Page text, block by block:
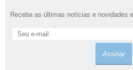
Receba as últimas notícias e novidades